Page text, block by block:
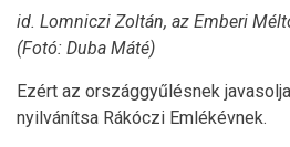
id. Lomniczi Zoltán, az Emberi
(Fotó: Duba Máté)
Ezért az országgyűlésnek
nyilvánítsa Rákóczi Emlékévnek.